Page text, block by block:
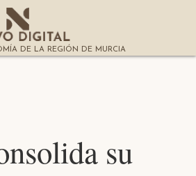
DE LA REGIÓN DE MURCIA
su